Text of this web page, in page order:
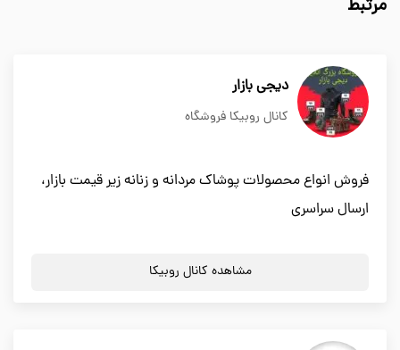
مرتبط
دیجی بازار
کانال روبیکا فروشگاه
فروش انواع محصولات پوشاک مردانه و زنانه زیر قیمت بازار،
ارسال سراسری
مشاهده کانال روبیکا